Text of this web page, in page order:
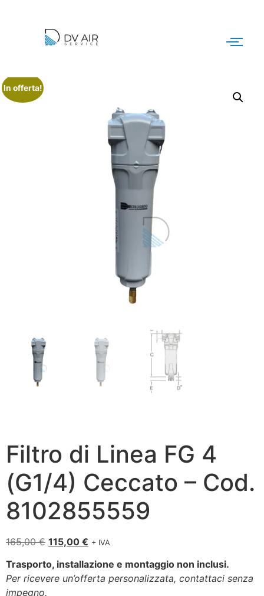
In offerta!
Filtro di Linea FG 4
(G1/4) Ceccato – Cod.
8102855559
165,00€ 115,00 € + IVA
Trasporto, installazione e montaggio non inclusi.
Per ricevere un’offerta personalizzata, contattaci senza
impegno.